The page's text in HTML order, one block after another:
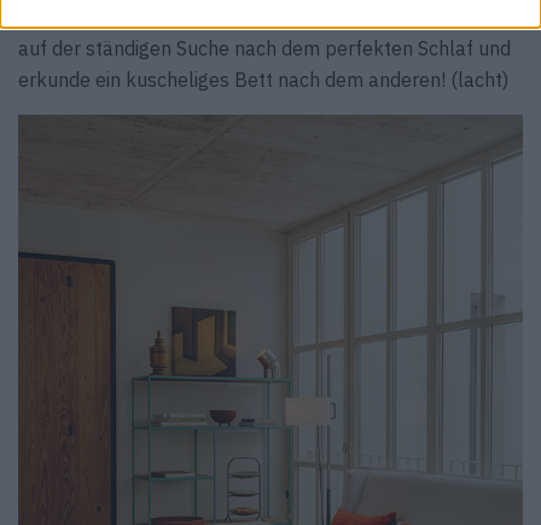
auf der ständigen Suche nach dem perfekten Schlaf und
erkunde ein kuscheliges Bett nach dem anderen! (lacht)